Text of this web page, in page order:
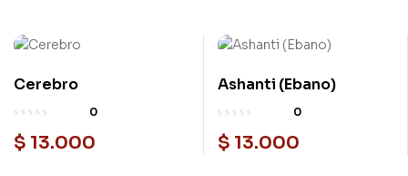
Cerebro
0
$ 13.000
Ashanti (Ebano)
0
$ 13.000